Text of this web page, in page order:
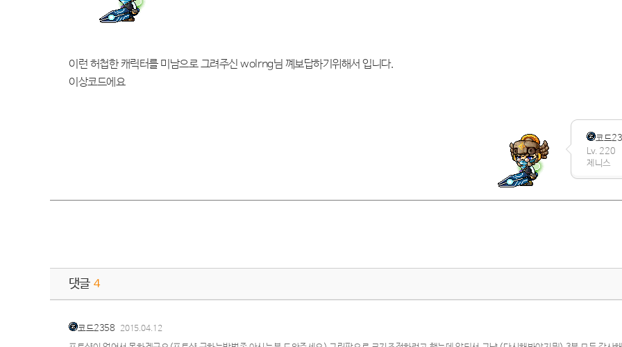
이런 허첩한 캐릭터를 미남으로 그려주신 wolrng님 꼐보답하기위해서 입니다.
이상코드에요
코드
Lv. 220
제니스
댓글 4
코드2358 2015.04.12